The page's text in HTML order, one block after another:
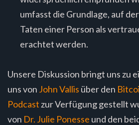
umfasst die Grundlage, auf
Taten einer Person als
erachtet werden.
Unsere Diskussion bringt uns zu
uns von John Vallis über den
Podcast zur Verfügung gestellt
von Dr. Julie Ponesse und den